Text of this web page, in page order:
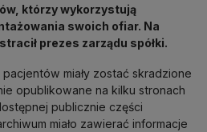
którzy wykorzystują
swoich ofiar. Na
prezes zarządu spółki.
miały zostać skradzione
opublikowane na kilku stronach
publicznie części
miało zawierać informacje